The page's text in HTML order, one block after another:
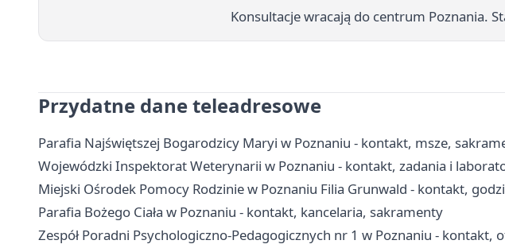
Konsultacje wracają do centrum Poznania.
Przydatne dane teleadresowe
Parafia Najświętszej Bogarodzicy Maryi w Poznaniu - kontakt, msze,
Wojewódzki Inspektorat Weterynarii w Poznaniu - kontakt, zadania i
Miejski Ośrodek Pomocy Rodzinie w Poznaniu Filia Grunwald - kontakt,
Parafia Bożego Ciała w Poznaniu - kontakt, kancelaria, sakramenty
Zespół Poradni Psychologiczno-Pedagogicznych nr 1 w Poznaniu - kontakt,